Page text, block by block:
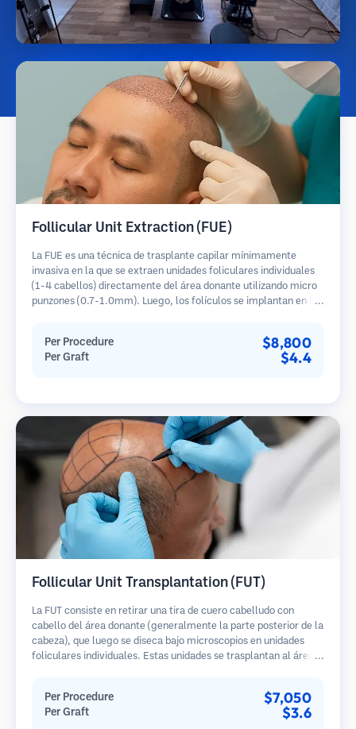
Follicular Unit Extraction (FUE)
La FUE es una técnica de trasplante capilar mínimamente
invasiva en la que se extraen unidades foliculares individuales
(1-4 cabellos) directamente del área donante utilizando micro
punzones (0.7-1.0mm). Luego, los folículos se implantan en las
en comparación con los métodos de extracción de tiras.
Per Procedure $8,800
Per Graft $4.4
Follicular Unit Transplantation (FUT)
La FUT consiste en retirar una tira de cuero cabelludo con
cabello del área donante (generalmente la parte posterior de la
cabeza), que luego se diseca bajo microscopios en unidades
foliculares individuales. Estas unidades se trasplantan al área
Per Procedure $7,050
Per Graft $3.6